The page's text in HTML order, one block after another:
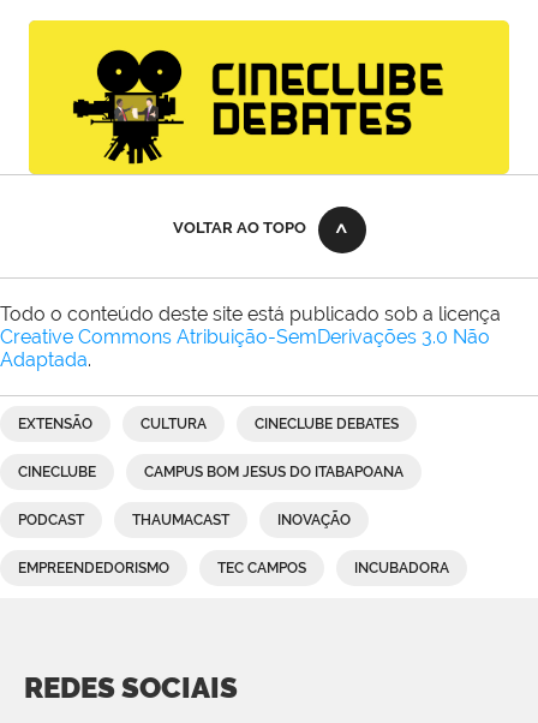
VOLTAR AO TOPO
Todo o conteúdo deste site está publicado sob a licença
Creative Commons Atribuição-SemDerivações 3.0 Não
Adaptada.
EXTENSÃO CULTURA CINECLUBE DEBATES
CINECLUBE CAMPUS BOM JESUS DO ITABAPOANA
PODCAST THAUMACAST INOVAÇÃO
EMPREENDEDORISMO TEC CAMPOS INCUBADORA
REDES SOCIAIS